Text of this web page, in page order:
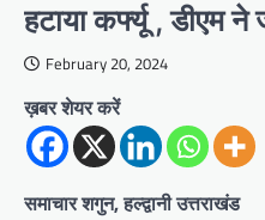
हटाया कर्फ्यू , डीएम
February 20, 2024
ख़बर शेयर करें
समाचार शगुन, हल्द्वानी उत्तराखंड